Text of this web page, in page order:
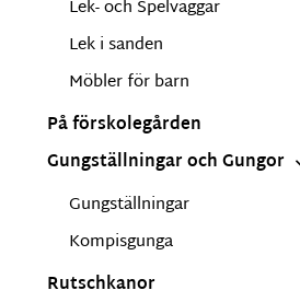
Lek- och Spelväggar
Lek i sanden
Möbler för barn
På förskolegården
Gungställningar och Gungor
Gungställningar
Kompisgunga
Rutschkanor